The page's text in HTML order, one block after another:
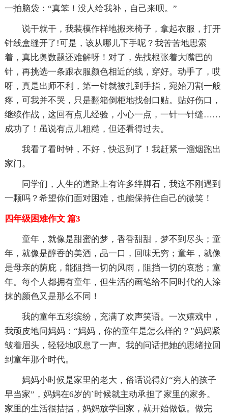
一拍脑袋：“真笨！没人给我补，自己来呗。”
说干就干，我装模作样地搬来椅子，拿起衣服，打开
针线盒缝开了!可是，该从哪儿下手呢？我苦苦地思索
着，真比奥数题还难解呀！对了，先找根张着大嘴巴的
针，再挑选一条跟衣服颜色相近的线，穿好。动手了，哎
呀，真是出师不利，第一针就被扎到手指，宛始刀割一般
疼，可我并不哭，只是翻箱倒柜地找创口贴。贴好伤口，
继续作战，这回有点儿经验，小心一点，一针一针缝……
成功了！虽说有点儿粗糙，但还看得过去。
我看了看时钟，不好，快迟到了！我赶紧一溜烟跑出
家门。
同学们，人生的道路上有许多绊脚石，我这不刚遇到
一颗吗？希望你们面对困难，也能保持住自己的微笑！
四年级困难作文 篇3
童年，就像是甜蜜的梦，香香甜甜，梦不到尽头；童
年，就像是醇香的美酒，品一口，回味无穷；童年，就像
是母亲的荫庇，能阻挡一切的风雨，阻挡一切的哀愁；童
年。每个人都拥有童年，但生活的画笔给不同时代的人涂
抹的颜色又是那么不同！
我的童年五彩缤纷，充满了欢声笑语。一次嬉戏中，
我顽皮地问妈妈：“妈妈，你的童年是怎么样的？”妈妈紧
皱着眉头，轻轻地叹息了一声。我的问话把她的思绪拉回
到童年那个时代。
妈妈小时候是家里的老大，俗话说得好“穷人的孩子
早当家”，妈妈在6岁的`时候就主动承担了家里的家务。
家里的生活很拮据，妈妈放学回家，就开始做饭。做完